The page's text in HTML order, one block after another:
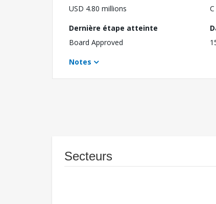
USD 4.80 millions
C
Dernière étape atteinte
Board Approved
Notes
Secteurs